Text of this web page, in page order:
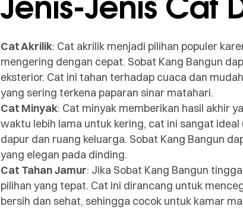
Cat Akrilik: Cat akrilik menjadi pilihan populer
mengering dengan cepat. Sobat Kang Bangun
eksterior. Cat ini tahan terhadap cuaca dan
yang sering terkena paparan sinar matahari.
Cat Minyak: Cat minyak memberikan hasil akhir
waktu lebih lama untuk kering, cat ini sangat
dapur dan ruang keluarga. Sobat Kang Bangun
yang elegan pada dinding.
Cat Tahan Jamur: Jika Sobat Kang Bangun
pilihan yang tepat. Cat ini dirancang untuk
bersih dan sehat, sehingga cocok untuk kamar